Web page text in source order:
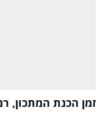
זמן הכנת המתכון,